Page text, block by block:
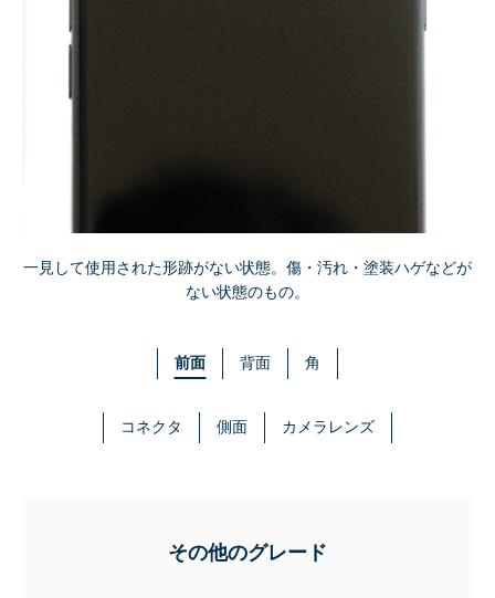
一見して使用された形跡がない状態。傷・汚れ・塗装ハゲなどが
ない状態のもの。
前面 背面 角
コネクタ 側面 カメラレンズ
その他のグレード